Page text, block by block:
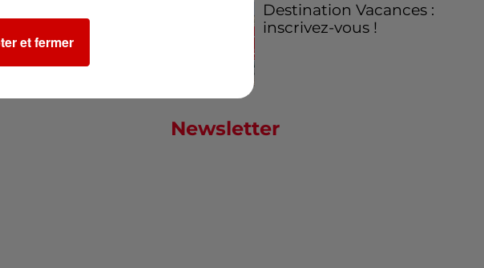
Destination Vacances :
inscrivez-vous !
Newsletter
et fermer